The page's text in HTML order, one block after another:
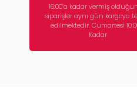
16:00’a kadar vermiş
siparişler aynı gün kargoya
edilmektedir. Cumartesi
Kadar